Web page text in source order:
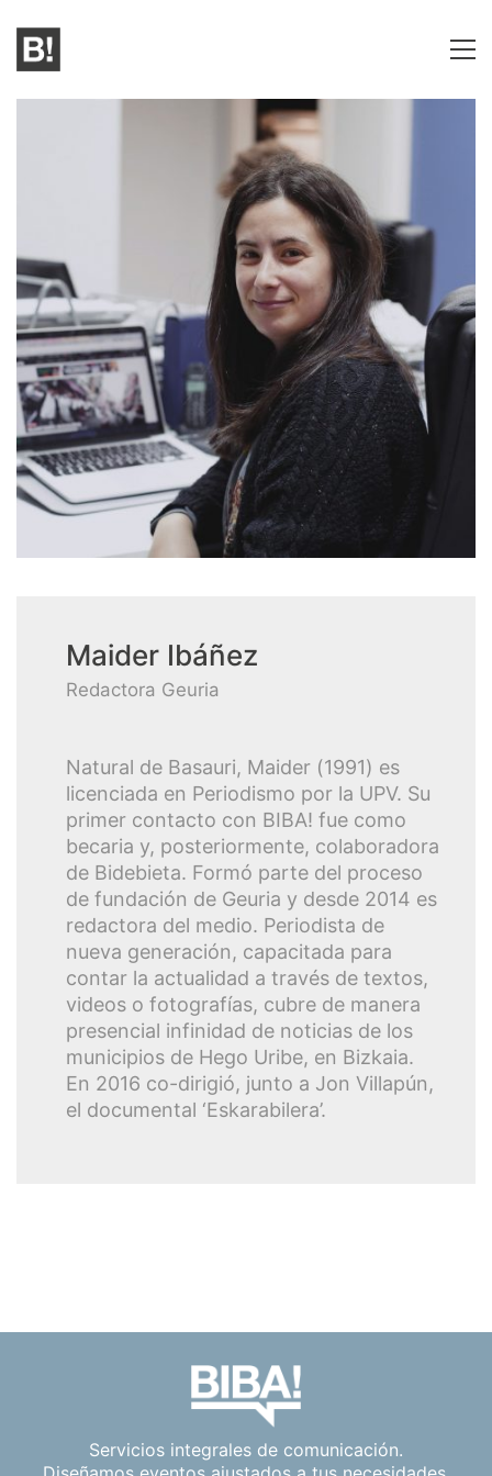
Maider Ibáñez
Redactora Geuria
Natural de Basauri, Maider (1991) es
licenciada en Periodismo por la UPV. Su
primer contacto con BIBA! fue como
becaria y, posteriormente, colaboradora
de Bidebieta. Formó parte del proceso
de fundación de Geuria y desde 2014 es
redactora del medio. Periodista de
nueva generación, capacitada para
contar la actualidad a través de textos,
videos o fotografías, cubre de manera
presencial infinidad de noticias de los
municipios de Hego Uribe, en Bizkaia.
En 2016 co-dirigió, junto a Jon Villapún,
el documental ‘Eskarabilera’.
Servicios integrales de comunicación.